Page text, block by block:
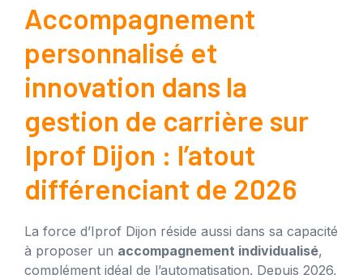
Accompagnement
personnalisé et
innovation dans la
gestion de carrière sur
Iprof Dijon : l’atout
différenciant de 2026
La force d’Iprof Dijon réside aussi dans sa capacité
à proposer un accompagnement individualisé,
complément idéal de l’automatisation. Depuis 2026,